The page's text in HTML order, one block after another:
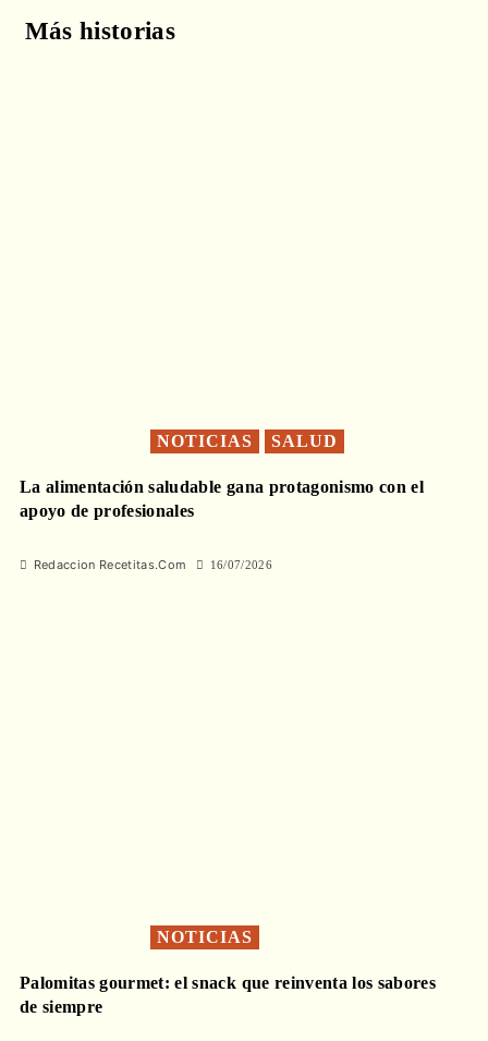
Más historias
NOTICIAS SALUD
La alimentación saludable gana protagonismo con el
apoyo de profesionales
Redaccion Recetitas.Com 16/07/2026
NOTICIAS
Palomitas gourmet: el snack que reinventa los sabores
de siempre